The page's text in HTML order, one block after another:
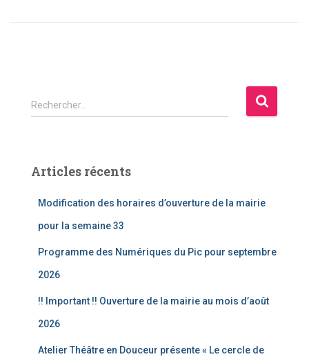
R
e
r
Rechercher…
Articles récents
Modification des horaires d’ouverture de la mairie
pour la semaine 33
Programme des Numériques du Pic pour septembre
2026
!! Important !! Ouverture de la mairie au mois d’août
2026
Atelier Théâtre en Douceur présente « Le cercle de